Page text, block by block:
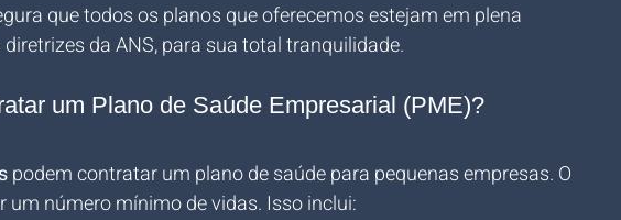
que todos os planos que oferecemos estejam em plena
da ANS, para sua total tranquilidade.
um Plano de Saúde Empresarial (PME)?
podem contratar um plano de saúde para pequenas empresas. O
um número mínimo de vidas. Isso inclui: